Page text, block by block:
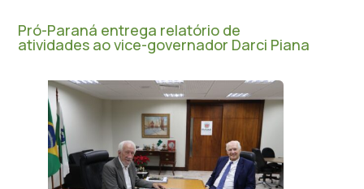
Pró-Paraná entrega relatório de
atividades ao vice-governador Darci Piana